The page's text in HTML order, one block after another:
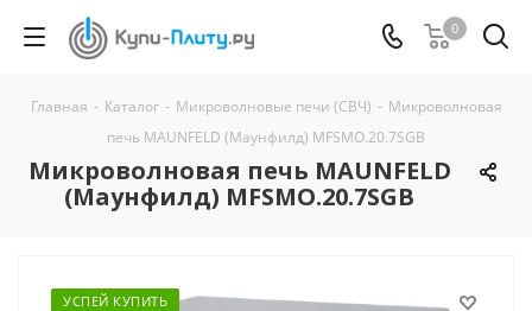
0
Главная - Каталог - Микроволновые печи (СВЧ) - Микроволновая
печь MAUNFELD (Маунфилд) MFSMO.20.7SGB
Микроволновая печь MAUNFELD
(Маунфилд) MFSMO.20.7SGB
УСПЕЙ КУПИТЬ